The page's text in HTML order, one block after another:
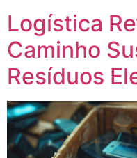
Logística
Caminho
Resíduos